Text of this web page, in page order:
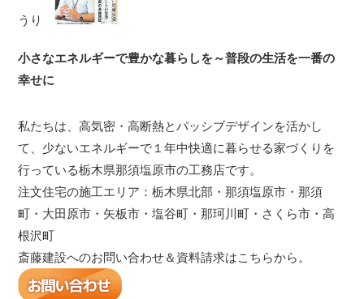
うり
小さなエネルギーで豊かな暮らしを～普段の生活を一番の
幸せに
私たちは、高気密・高断熱とパッシブデザインを活かし
て、少ないエネルギーで１年中快適に暮らせる家づくりを
行っている栃木県那須塩原市の工務店です。
注文住宅の施工エリア：栃木県北部・那須塩原市・那須
町・大田原市・矢板市・塩谷町・那珂川町・さくら市・高
根沢町
斎藤建設へのお問い合わせ＆資料請求はこちらから。